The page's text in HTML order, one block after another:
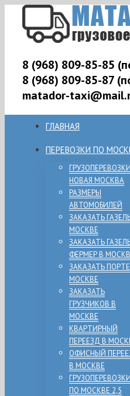
8 (968) 809-85-85
8 (968) 809-85-87
matador-
ГЛАВНАЯ
ПЕРЕВОЗКИ ПО
ГРУЗОПЕРЕВОЗКИ
НОВАЯ МОСКВА
РАЗМЕРЫ
АВТОМОБИЛЕЙ
ЗАКАЗАТЬ
МОСКВЕ
ЗАКАЗАТЬ
ФЕРМЕР В
ЗАКАЗАТЬ
МОСКВЕ
ЗАКАЗАТЬ
ГРУЗЧИКОВ В
МОСКВЕ
КВАРТИРНЫЙ
ПЕРЕЕЗД В
ОФИСНЫЙ
В МОСКВЕ
ГРУЗОПЕРЕВОЗКИ
ПО МОСКВЕ 2,5